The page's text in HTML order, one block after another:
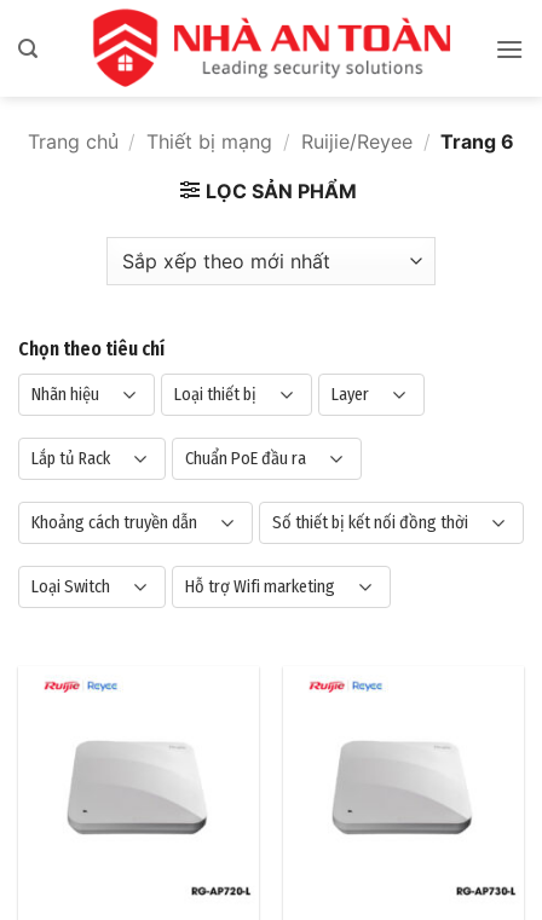
qua
Trang chủ / Thiết bị mạng / Ruijie/Reyee / Trang 6
LỌC SẢN PHẨM
Chọn theo tiêu chí
Nhãn hiệu Loại thiết bị Layer
Lắp tủ Rack Chuẩn PoE đầu ra
Khoảng cách truyền dẫn Số thiết bị kết nối đồng thời
Loại Switch Hỗ trợ Wifi marketing